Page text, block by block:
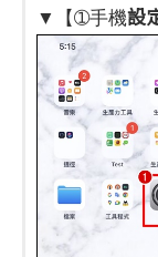
▼【➀手機設